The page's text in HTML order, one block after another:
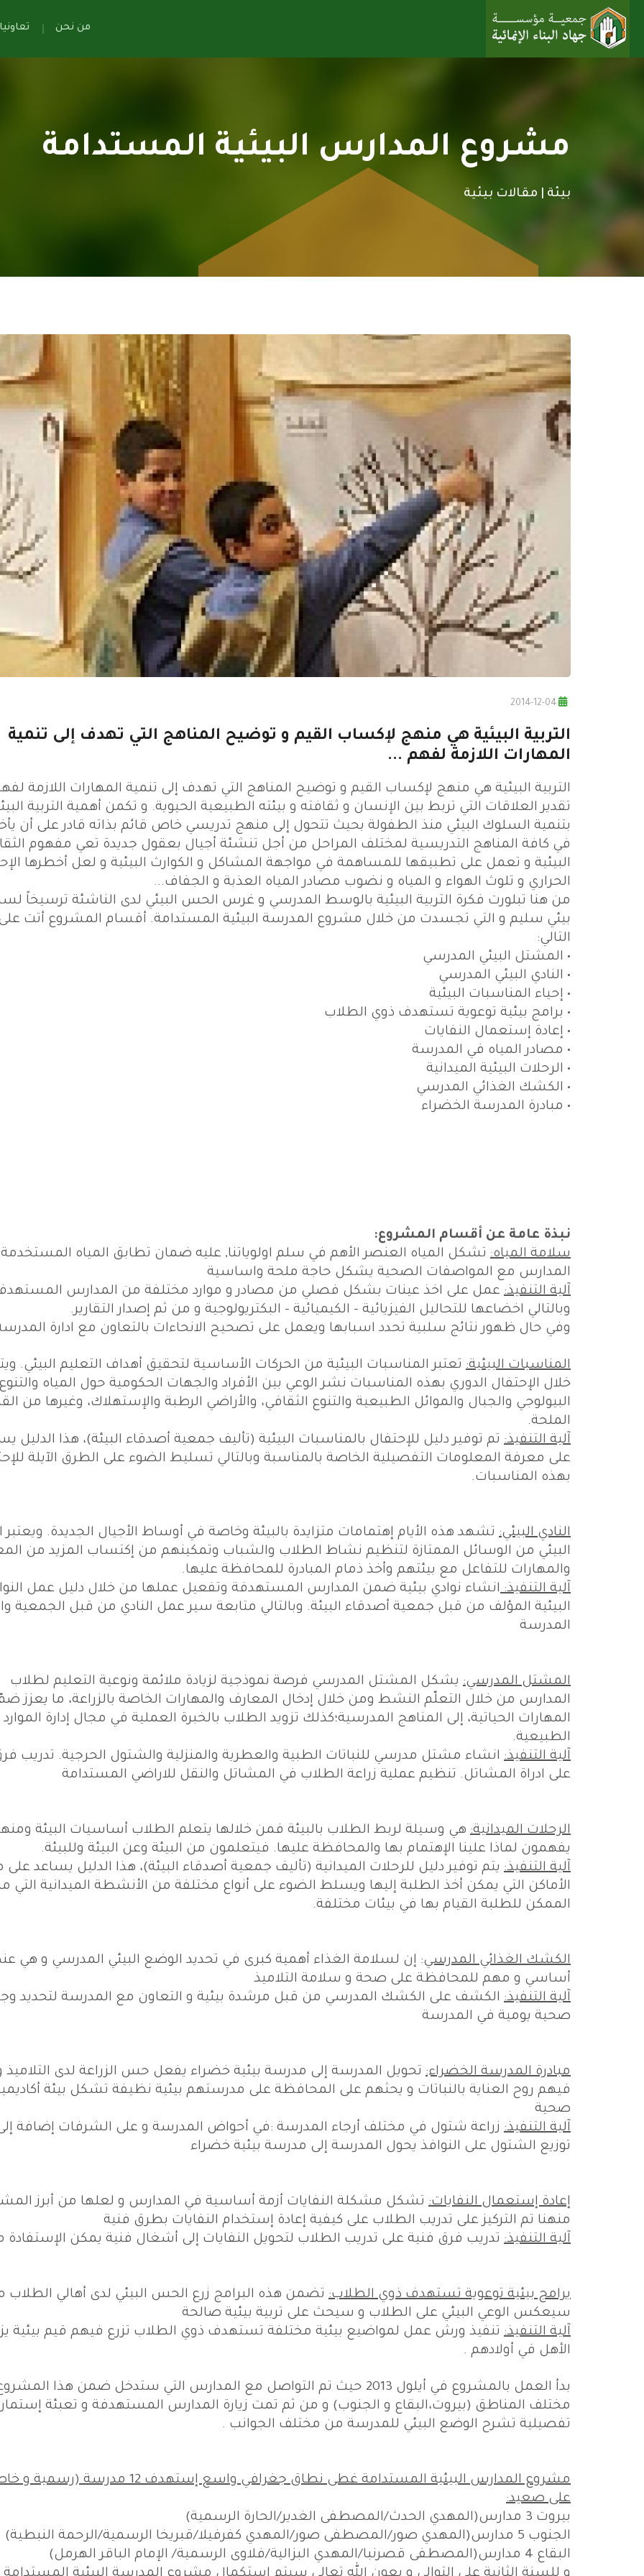
من نحن
مشروع المدارس البيئية المستدامة
بيئة | مقالات بيئية
التربية البيئية هي منهج لإكساب القيم و توضيح المناهج التي تهدف إلى تنمية
المهارات اللازمة لفهم ...
التربية البيئية هي منهج لإكساب القيم و توضيح المناهج التي تهدف إلى تنمية المهارات اللازمة
تقدير العلاقات التي تربط بين الإنسان و ثقافته و بيئته الطبيعية الحيوية. و تكمن أهمية التربية
بتنمية السلوك البيئي منذ الطفولة بحيث تتحول إلى منهج تدريسي خاص قائم بذاته قادر على أن
في كافة المناهج التدريسية لمختلف المراحل من أجل تنشئة أجيال بعقول جديدة تعي مفهوم
البيئية و تعمل على تطبيقها للمساهمة في مواجهة المشاكل و الكوارث البيئية و لعل أخطرها
الحراري و تلوث الهواء و المياه و نضوب مصادر المياه العذبة و الجفاف...
من هنا تبلورت فكرة التربية البيئية بالوسط المدرسي و غرس الحس البيئي لدى الناشئة ترسيخاً
بيئي سليم و التي تجسدت من خلال مشروع المدرسة البيئية المستدامة. أقسام المشروع أتت على
التالي:
• المشتل البيئي المدرسي
• النادي البيئي المدرسي
• إحياء المناسبات البيئية
• برامج بيئية توعوية تستهدف ذوي الطلاب
• إعادة إستعمال النفايات
• مصادر المياه في المدرسة
• الرحلات البيئية الميدانية
• الكشك الغذائي المدرسي
• مبادرة المدرسة الخضراء
نبذة عامة عن أقسام المشروع:
سلامة المياه: تشكل المياه العنصر الأهم في سلم اولوياتنا, عليه ضمان تطابق المياه
المدارس مع المواصفات الصحية يشكل حاجة ملحة واساسية
آلية التنفيذ: عمل على اخذ عينات بشكل فصلي من مصادر و موارد مختلفة من المدارس
وبالتالي اخضاعها للتحاليل الفيزيائية - الكيميائية - البكتريولوجية و من ثم إصدار التقارير.
وفي حال ظهور نتائج سلبية تحدد اسبابها ويعمل على تصحيح الانحاءات بالتعاون مع ادارة
المناسبات البيئية: تعتبر المناسبات البيئية من الحركات الأساسية لتحقيق أهداف التعليم البيئي.
خلال الإحتفال الدوري بهذه المناسبات نشر الوعي بين الأفراد والجهات الحكومية حول المياه
البيولوجي والجبال والموائل الطبيعية والتنوع الثقافي، والأراضي الرطبة والإستهلاك، وغيرها من
الملحة.
آلية التنفيذ: تم توفير دليل للإحتفال بالمناسبات البيئية (تأليف جمعية أصدقاء البيئة)، هذا الدليل
على معرفة المعلومات التفصيلية الخاصة بالمناسبة وبالتالي تسليط الضوء على الطرق الآيلة
بهذه المناسبات.
النادي البيئي: تشهد هذه الأيام إهتمامات متزايدة بالبيئة وخاصة في أوساط الأجيال الجديدة. ويعتبر
البيئي من الوسائل الممتازة لتنظيم نشاط الطلاب والشباب وتمكينهم من إكتساب المزيد من
والمهارات للتفاعل مع بيئتهم وأخذ ذمام المبادرة للمحافظة عليها.
آلية التنفيذ:انشاء نوادي بيئية ضمن المدارس المستهدفة وتفعيل عملها من خلال دليل عمل
البيئية المؤلف من قبل جمعية أصدقاء البيئة. وبالتالي متابعة سير عمل النادي من قبل الجمعية
المدرسة
المشتل المدرسي: يشكل المشتل المدرسي فرصة نموذجية لزيادة ملائمة ونوعية التعليم لطلاب
المدارس من خلال التعلّم النشط ومن خلال إدخال المعارف والمهارات الخاصة بالزراعة، ما يعزز
المهارات الحياتية، إلى المناهج المدرسية؛كذلك تزويد الطلاب بالخبرة العملية في مجال إدارة الموارد
الطبيعية.
آلية التنفيذ: انشاء مشتل مدرسي للنباتات الطبية والعطرية والمنزلية والشتول الحرجية. تدريب
على ادراة المشاتل. تنظيم عملية زراعة الطلاب في المشاتل والنقل للاراضي المستدامة
الرحلات الميدانية: هي وسيلة لربط الطلاب بالبيئة فمن خلالها يتعلم الطلاب أساسيات البيئة
يفهمون لماذا علينا الإهتمام بها والمحافظة عليها. فيتعلمون من البيئة وعن البيئة وللبيئة.
آلية التنفيذ: يتم توفير دليل للرحلات الميدانية (تأليف جمعية أصدقاء البيئة)، هذا الدليل يساعد
الأماكن التي يمكن أخذ الطلبة إليها ويسلط الضوء على أنواع مختلفة من الأنشطة الميدانية التي
الممكن للطلبة القيام بها في بيئات مختلفة.
الكشك الغذائي المدرسي: إن لسلامة الغذاء أهمية كبرى في تحديد الوضع البيئي المدرسي و هي
أساسي و مهم للمحافظة على صحة و سلامة التلاميذ
آلية التنفيذ: الكشف على الكشك المدرسي من قبل مرشدة بيئية و التعاون مع المدرسة لتحديد
صحية يومية في المدرسة
مبادرة المدرسة الخضراء: تحويل المدرسة إلى مدرسة بيئية خضراء يفعل حس الزراعة لدى التلاميذ
فيهم روح العناية بالنباتات و يحثهم على المحافظة على مدرستهم بيئية نظيفة تشكل بيئة
صحية
آلية التنفيذ: زراعة شتول في مختلف أرجاء المدرسة :في أحواض المدرسة و على الشرفات إضافة
توزيع الشتول على النوافذ يحول المدرسة إلى مدرسة بيئية خضراء
إعادة إستعمال النفايات: تشكل مشكلة النفايات أزمة أساسية في المدارس و لعلها من أبرز
منهنا تم التركيز على تدريب الطلاب على كيفية إعادة إستخدام النفايات بطرق فنية
آلية التنفيذ: تدريب فرق فنية على تدريب الطلاب لتحويل النفايات إلى أشغال فنية يمكن الإستفادة
برامج بيئية توعوية تستهدف ذوي الطلاب: تضمن هذه البرامج زرع الحس البيئي لدى أهالي الطلاب
سيعكس الوعي البيئي على الطلاب و سيحث على تربية بيئية صالحة
آلية التنفيذ: تنفيذ ورش عمل لمواضيع بيئية مختلفة تستهدف ذوي الطلاب تزرع فيهم قيم بيئية
الأهل في أولادهم .
بدأ العمل بالمشروع في أيلول 2013 حيث تم التواصل مع المدارس التي ستدخل ضمن هذا
مختلف المناطق (بيروت،البقاع و الجنوب) و من ثم تمت زيارة المدارس المستهدفة و تعبئة
تفصيلية تشرح الوضع البيئي للمدرسة من مختلف الجوانب .
مشروع المدارس البيئية المستدامة غطى نطاق جغرافي واسع إستهدف 12 مدرسة
على صعيد:
بيروت 3 مدارس(المهدي الحدث/المصطفى الغدير/الحارة الرسمية)
الجنوب 5 مدارس(المهدي صور/المصطفى صور/المهدي كفرفيلا/قبريخا الرسمية/الرحمة النبطية)
البقاع 4 مدارس(المصطفى قصرنبا/المهدي البزالية/فلاوى الرسمية/ الإمام الباقر الهرمل)